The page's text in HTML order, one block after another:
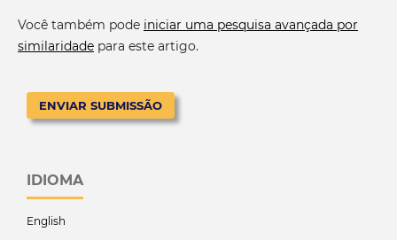
Você também pode iniciar uma pesquisa avançada por
similaridadepara este artigo.
ENVIAR SUBMISSÃO
IDIOMA
English